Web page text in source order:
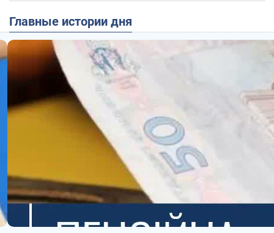
Главные истории дня